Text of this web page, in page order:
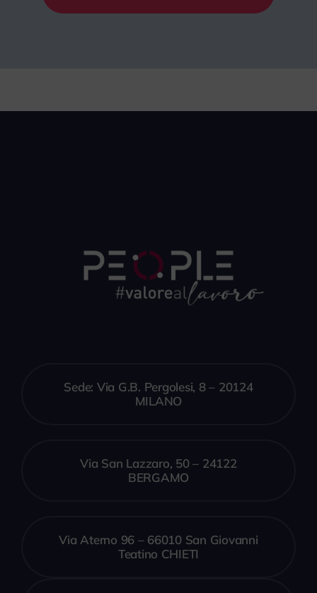
Sede: Via G.B. Pergolesi, 8 – 20124
MILANO
Via San Lazzaro, 50 – 24122
BERGAMO
Via Aterno 96 – 66010 San Giovanni
Teatino CHIETI